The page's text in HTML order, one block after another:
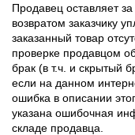
Продавец оставляет
возвратом заказчику
заказанный товар
проверке продавцом
брак (в т.ч. и скрытый
если на данном
ошибка в описании
указана ошибочная
складе продавца.